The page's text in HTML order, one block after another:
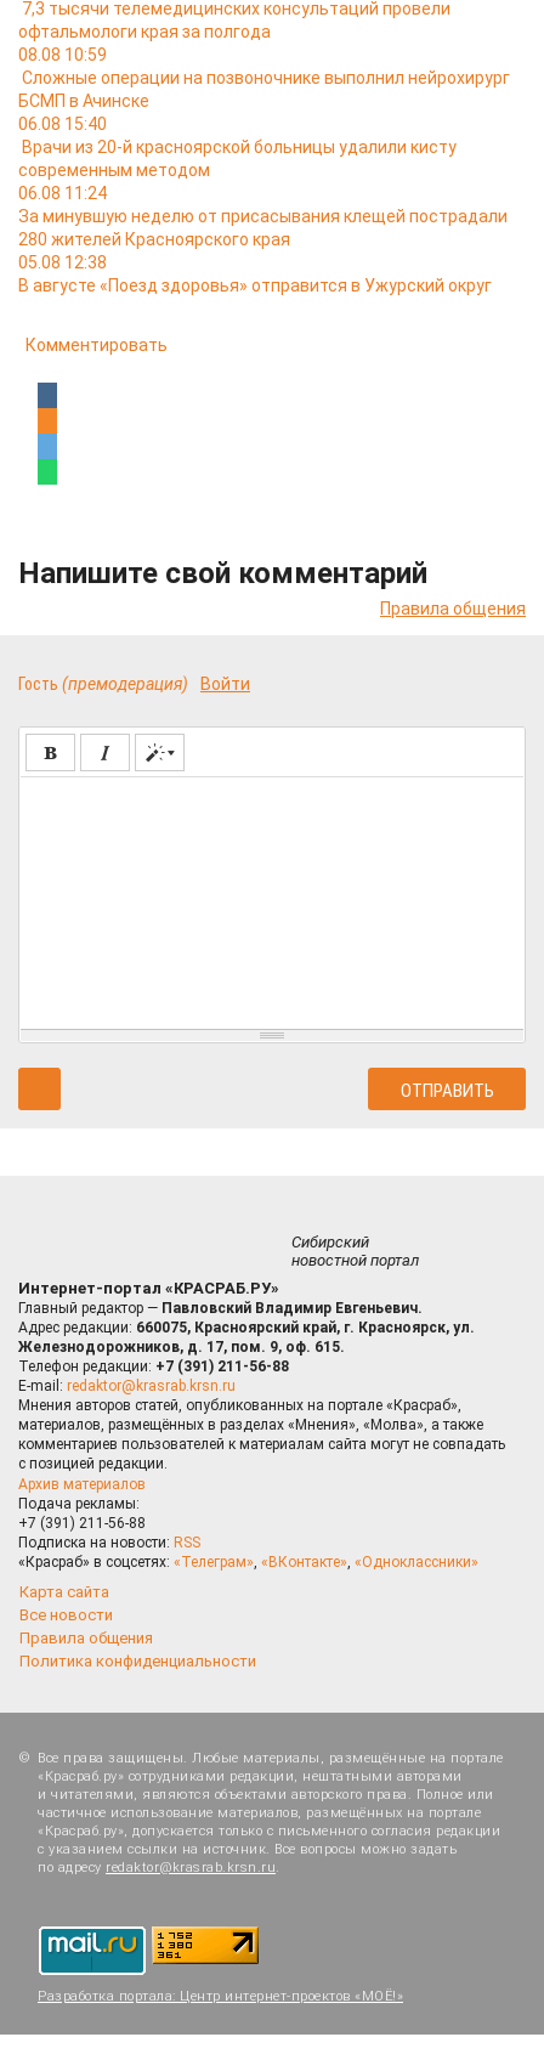
7,3 тысячи телемедицинских консультаций провели
офтальмологи края за полгода
08.08 10:59
Сложные операции на позвоночнике выполнил нейрохирург
БСМП в Ачинске
06.08 15:40
Врачи из 20-й красноярской больницы удалили кисту
современным методом
06.08 11:24
За минувшую неделю от присасывания клещей пострадали
280 жителей Красноярского края
05.08 12:38
В августе «Поезд здоровья» отправится в Ужурский округ
Комментировать
Напишите свой комментарий
Правила общения
Гость (премодерация) Войти
Сибирский
новостной портал
Интернет-портал «КРАСРАБ.РУ»
Главный редактор — Павловский Владимир Евгеньевич.
Адрес редакции: 660075, Красноярский край, г. Красноярск, ул.
Железнодорожников, д. 17, пом. 9, оф. 615.
Телефон редакции: +7 (391) 211-56-88
E-mail: redaktor@krasrab.krsn.ru
Мнения авторов статей, опубликованных на портале «Красраб»,
материалов, размещённых в разделах «Мнения», «Молва», а также
комментариев пользователей к материалам сайта могут не совпадать
с позицией редакции.
Архив материалов
Подача рекламы:
+7 (391) 211-56-88
Подписка на новости: RSS
«Красраб» в соцсетях: «Телеграм», «ВКонтакте», «Одноклассники»
Карта сайта
Все новости
Правила общения
Политика конфиденциальности
Все права защищены. Любые материалы, размещённые на портале
«Красраб.ру» сотрудниками редакции, нештатными авторами
и читателями, являются объектами авторского права. Полное или
частичное использование материалов, размещённых на портале
«Красраб.ру», допускается только с письменного согласия редакции
с указанием ссылки на источник. Все вопросы можно задать
по адресу redaktor@krasrab.krsn.ru.
Разработка портала: Центр интернет-проектов «МОЁ!»